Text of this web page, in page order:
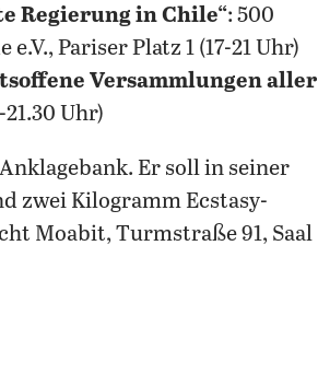
Regierung in Chile“: 500
Pariser Platz 1 (17-21 Uhr)
Versammlungen aller
Uhr)
Er soll in seiner
zwei Kilogramm Ecstasy-
Moabit, Turmstraße 91, Saal